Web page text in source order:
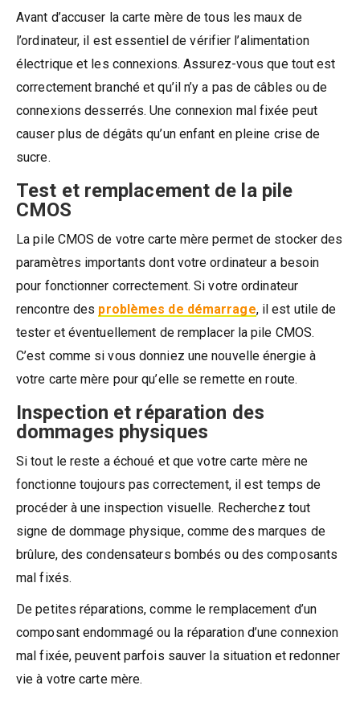
Avant d’accuser la carte mère de tous les maux de
l’ordinateur, il est essentiel de vérifier l’alimentation
électrique et les connexions. Assurez-vous que tout est
correctement branché et qu’il n’y a pas de câbles ou de
connexions desserrés. Une connexion mal fixée peut
causer plus de dégâts qu’un enfant en pleine crise de
sucre.
Test et remplacement de la pile
CMOS
La pile CMOS de votre carte mère permet de stocker des
paramètres importants dont votre ordinateur a besoin
pour fonctionner correctement. Si votre ordinateur
rencontre des problèmes de démarrage, il est utile de
tester et éventuellement de remplacer la pile CMOS.
C’est comme si vous donniez une nouvelle énergie à
votre carte mère pour qu’elle se remette en route.
Inspection et réparation des
dommages physiques
Si tout le reste a échoué et que votre carte mère ne
fonctionne toujours pas correctement, il est temps de
procéder à une inspection visuelle. Recherchez tout
signe de dommage physique, comme des marques de
brûlure, des condensateurs bombés ou des composants
mal fixés.
De petites réparations, comme le remplacement d’un
composant endommagé ou la réparation d’une connexion
mal fixée, peuvent parfois sauver la situation et redonner
vie à votre carte mère.